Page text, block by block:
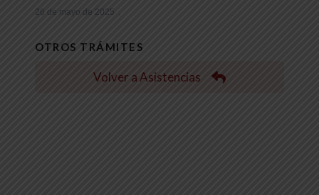
26 de mayo de 2025
OTROS TRÁMITES
Volver a Asistencias